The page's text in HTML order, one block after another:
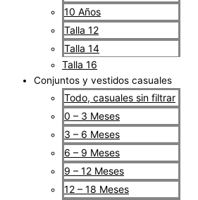
10 Años
Talla 12
Talla 14
Talla 16
Conjuntos y vestidos casuales
Todo, casuales sin filtrar
0 – 3 Meses
3 – 6 Meses
6 – 9 Meses
9 – 12 Meses
12 – 18 Meses